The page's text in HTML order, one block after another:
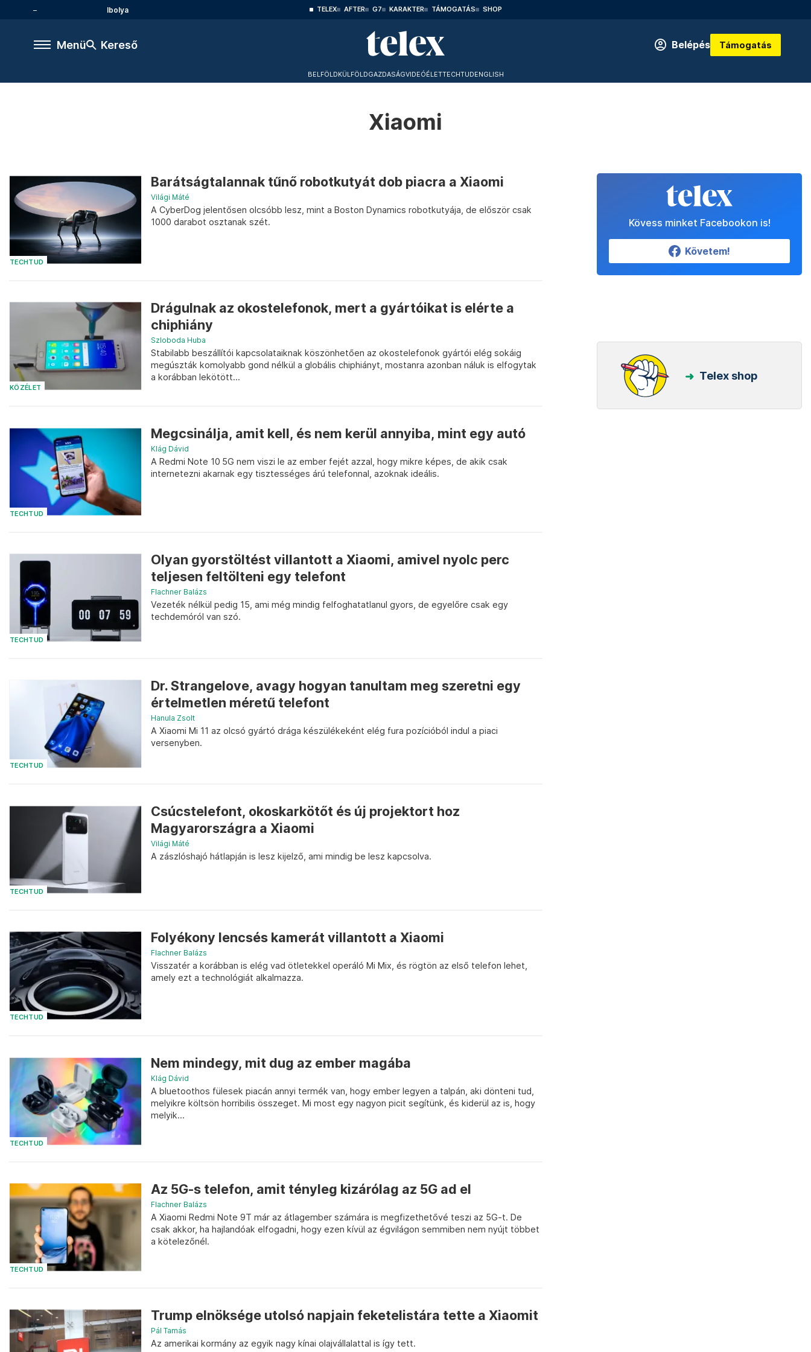
Ibolya TELEX AFTER G7 KARAKTER TÁMOGATÁS SHOP
Menü Kereső Belépés Támogatás
BELFÖLDKÜLFÖLDGAZDASÁGVIDEÓÉLETTECHTUDENGLISH
Xiaomi
TECHTUD
Barátságtalannak tűnő robotkutyát dob piacra a Xiaomi
Világi Máté
A CyberDog jelentősen olcsóbb lesz, mint a Boston Dynamics robotkutyája, de először csak
1000 darabot osztanak szét.
KÖZÉLET
Drágulnak az okostelefonok, mert a gyártóikat is elérte a
chiphiány
Szloboda Huba
Stabilabb beszállítói kapcsolataiknak köszönhetően az okostelefonok gyártói elég sokáig
megúszták komolyabb gond nélkül a globális chiphiányt, mostanra azonban náluk is elfogytak
a korábban lekötött...
TECHTUD
Megcsinálja, amit kell, és nem kerül annyiba, mint egy autó
Klág Dávid
A Redmi Note 10 5G nem viszi le az ember fejét azzal, hogy mikre képes, de akik csak
internetezni akarnak egy tisztességes árú telefonnal, azoknak ideális.
TECHTUD
Olyan gyorstöltést villantott a Xiaomi, amivel nyolc perc
teljesen feltölteni egy telefont
Flachner Balázs
Vezeték nélkül pedig 15, ami még mindig felfoghatatlanul gyors, de egyelőre csak egy
techdemóról van szó.
TECHTUD
Dr. Strangelove, avagy hogyan tanultam meg szeretni egy
értelmetlen méretű telefont
Hanula Zsolt
A Xiaomi Mi 11 az olcsó gyártó drága készülékeként elég fura pozícióból indul a piaci
versenyben.
TECHTUD
Csúcstelefont, okoskarkötőt és új projektort hoz
Magyarországra a Xiaomi
Világi Máté
A zászlóshajó hátlapján is lesz kijelző, ami mindig be lesz kapcsolva.
TECHTUD
Folyékony lencsés kamerát villantott a Xiaomi
Flachner Balázs
Visszatér a korábban is elég vad ötletekkel operáló Mi Mix, és rögtön az első telefon lehet,
amely ezt a technológiát alkalmazza.
TECHTUD
Nem mindegy, mit dug az ember magába
Klág Dávid
A bluetoothos fülesek piacán annyi termék van, hogy ember legyen a talpán, aki dönteni tud,
melyikre költsön horribilis összeget. Mi most egy nagyon picit segítünk, és kiderül az is, hogy
melyik...
TECHTUD
Az 5G-s telefon, amit tényleg kizárólag az 5G ad el
Flachner Balázs
A Xiaomi Redmi Note 9T már az átlagember számára is megfizethetővé teszi az 5G-t. De
csak akkor, ha hajlandóak elfogadni, hogy ezen kívül az égvilágon semmiben nem nyújt többet
a kötelezőnél.
Trump elnöksége utolsó napjain feketelistára tette a Xiaomit
Pál Tamás
Az amerikai kormány az egyik nagy kínai olajvállalattal is így tett.
Kövess minket Facebookon is!
Követem!
Telex shop